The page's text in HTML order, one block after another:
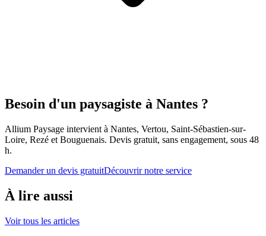
Besoin d'un paysagiste à Nantes ?
Allium Paysage intervient à Nantes, Vertou, Saint-Sébastien-sur-
Loire, Rezé et Bouguenais. Devis gratuit, sans engagement, sous 48
h.
Demander un devis gratuitDécouvrir notre service
À lire aussi
Voir tous les articles